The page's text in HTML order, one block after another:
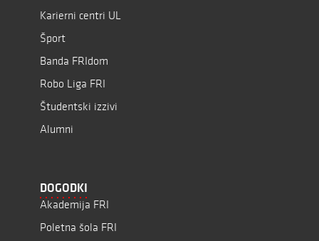
Karierni centri UL
Šport
Banda FRIdom
Robo Liga FRI
Študentski izzivi
Alumni
DOGODKI
Akademija FRI
Poletna šola FRI